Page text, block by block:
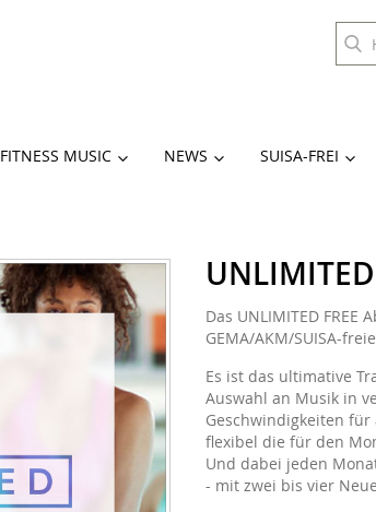
FITNESS MUSIC NEWS SUISA-FREI
UNLIMITED
Das UNLIMITED
GEMA/AKM/SUISA-
Es ist das ultimative
Auswahl an Musik in
Geschwindigkeiten
flexibel die für den
Und dabei jeden
- mit zwei bis vier